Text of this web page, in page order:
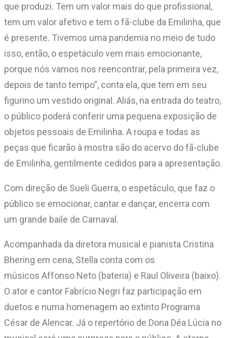
que produzi. Tem um valor mais do que profissional,
tem um valor afetivo e tem o fã-clube da Emilinha, que
é presente. Tivemos uma pandemia no meio de tudo
isso, então, o espetáculo vem mais emocionante,
porque nós vamos nos reencontrar, pela primeira vez,
depois de tanto tempo”, conta ela, que tem em seu
figurino um vestido original. Aliás, na entrada do teatro,
o público poderá conferir uma pequena exposição de
objetos pessoais de Emilinha. A roupa e todas as
peças que ficarão à mostra são do acervo do fã-clube
de Emilinha, gentilmente cedidos para a apresentação.
Com direção de Sueli Guerra, o espetáculo, que faz o
público se emocionar, cantar e dançar, encerra com
um grande baile de Carnaval.
Acompanhada da diretora musical e pianista Cristina
Bhering em cena, Stella conta com os
músicos Affonso Neto (bateria) e Raul Oliveira (baixo).
O ator e cantor Fabrício Negri faz participação em
duetos e numa homenagem ao extinto Programa
César de Alencar. Já o repertório de Dona Déa Lúcia no